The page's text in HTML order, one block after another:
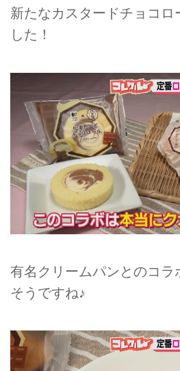
新たなカスタードチョコロ
した！
有名クリームパンとのコ
そうですね♪